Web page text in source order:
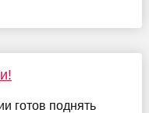
готов поднять